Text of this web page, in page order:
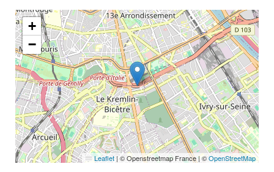
+
−
Leaflet |© Openstreetmap France | ©OpenStreetMap